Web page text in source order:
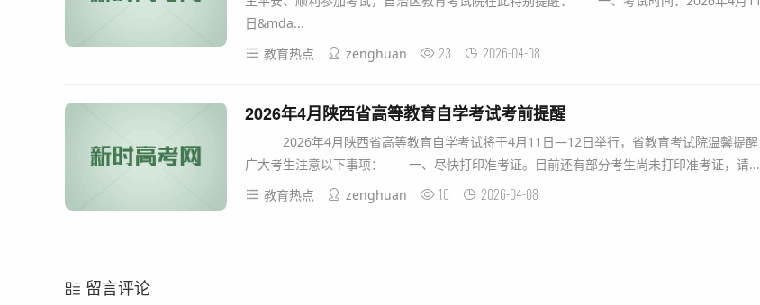
日&mda...
教育热点
zenghuan 23 2026-04-08
2026年4月陕西省高等教育自学考试考前提醒
2026年4月陕西省高等教育自学考试将于4月11日—12日举行，省教育考试院温馨提醒
广大考生注意以下事项： 一、尽快打印准考证。目前还有部分考生尚未打印准考证，请...
教育热点
zenghuan 16 2026-04-08
留言评论